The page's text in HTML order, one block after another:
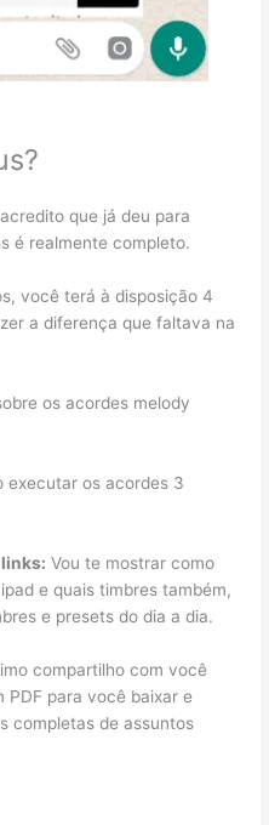
que já deu para
é realmente completo.
você terá à disposição 4
a diferença que faltava na
os acordes melody
executar os acordes 3
links: Vou te mostrar como
e quais timbres também,
e presets do dia a dia.
compartilho com você
PDF para você baixar e
completas de assuntos